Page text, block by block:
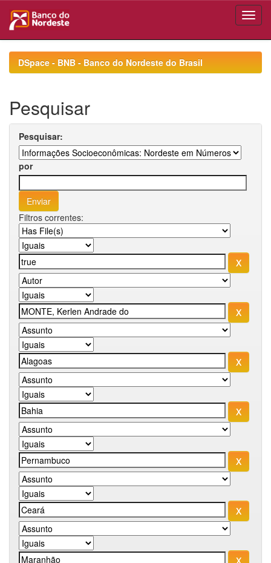
navigationDSpace - BNB - Banco do Nordeste do Brasil
Pesquisar
Pesquisar:
por
Filtros correntes: